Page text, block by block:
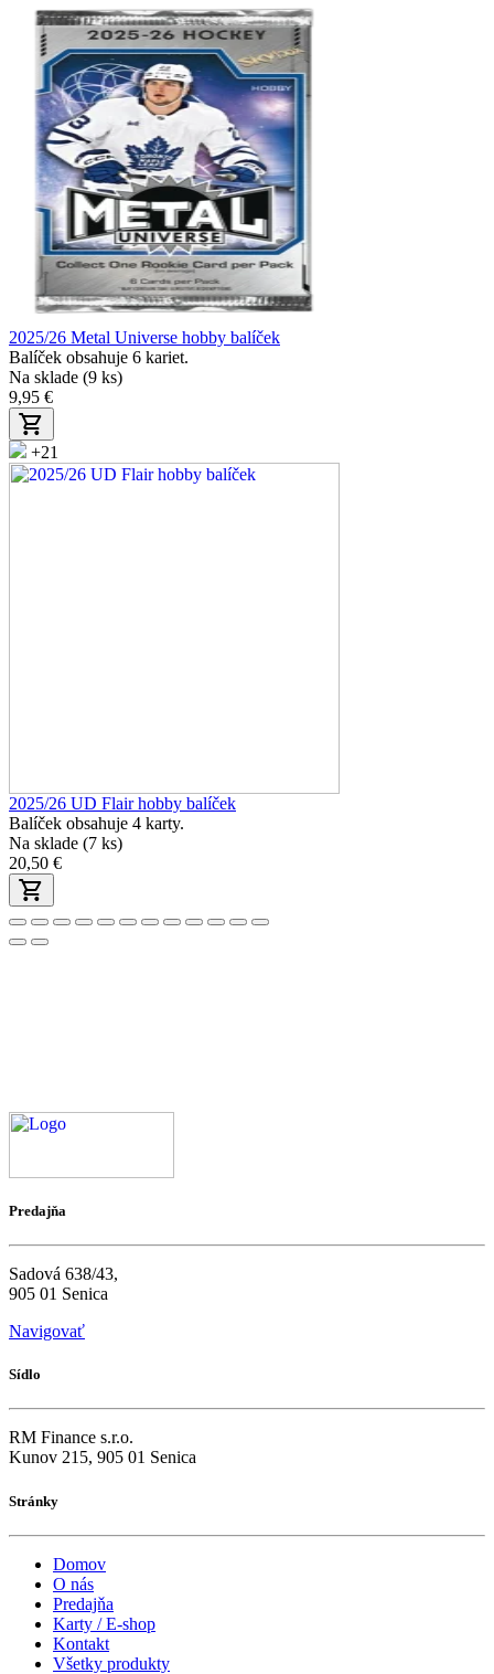
2025/26 Metal Universe hobby balíček
Balíček obsahuje 6 kariet.
Na sklade (9 ks)
9,95 €
+21
2025/26 UD Flair hobby balíček
Balíček obsahuje 4 karty.
Na sklade (7 ks)
20,50 €
Predajňa
Sadová 638/43,
905 01 Senica
Navigovať
Sídlo
RM Finance s.r.o.
Kunov 215, 905 01 Senica
Stránky
Domov
O nás
Predajňa
Karty / E-shop
Kontakt
Všetky produkty